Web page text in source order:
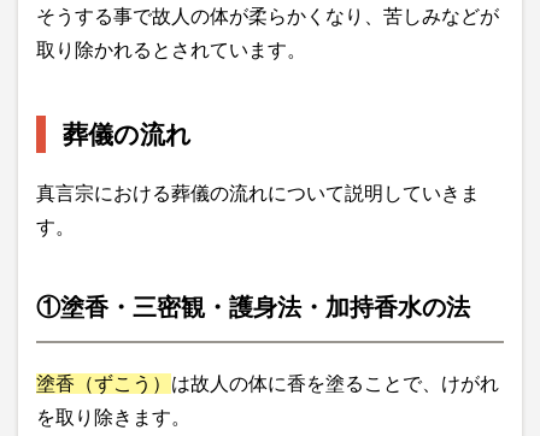
そうする事で故人の体が柔らかくなり、苦しみなどが
取り除かれるとされています。
葬儀の流れ
真言宗における葬儀の流れについて説明していきま
す。
①塗香・三密観・護身法・加持香水の法
塗香（ずこう） は故人の体に香を塗ることで、けがれ
を取り除きます。